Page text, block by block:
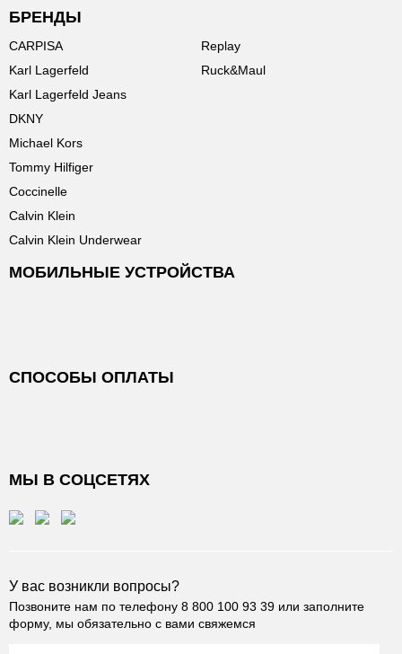
БРЕНДЫ
CARPISA
Karl Lagerfeld
Karl Lagerfeld Jeans
DKNY
Michael Kors
Tommy Hilfiger
Coccinelle
Calvin Klein
Calvin Klein Underwear
Replay
Ruck&Maul
МОБИЛЬНЫЕ УСТРОЙСТВА
СПОСОБЫ ОПЛАТЫ
МЫ В СОЦСЕТЯХ
У вас возникли вопросы?
Позвоните нам по телефону 8 800 100 93 39 или заполните
форму, мы обязательно с вами свяжемся